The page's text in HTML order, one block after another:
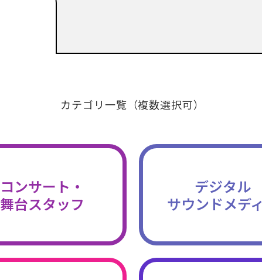
カテゴリ一覧（複数選択可）
コンサート・
舞台スタッフ
デジタル
サウンドメデ